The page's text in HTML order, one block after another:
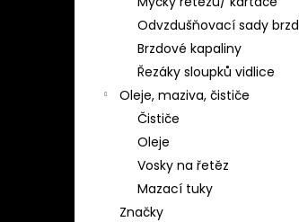
Odvzdušňovací sady brzd
Brzdové kapaliny
Řezáky sloupků vidlice
Oleje, maziva, čističe
Čističe
Oleje
Vosky na řetěz
Mazací tuky
Značky